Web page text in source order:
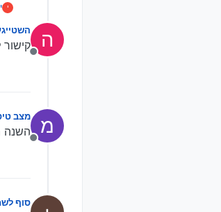
י
ה
מנותק
מ
מנותק
מצב
השנה
סוף